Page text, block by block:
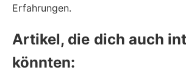
Erfahrungen.
Artikel, die dich auch
könnten: